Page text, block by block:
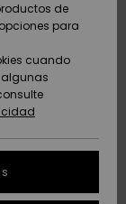
de
para
cuando